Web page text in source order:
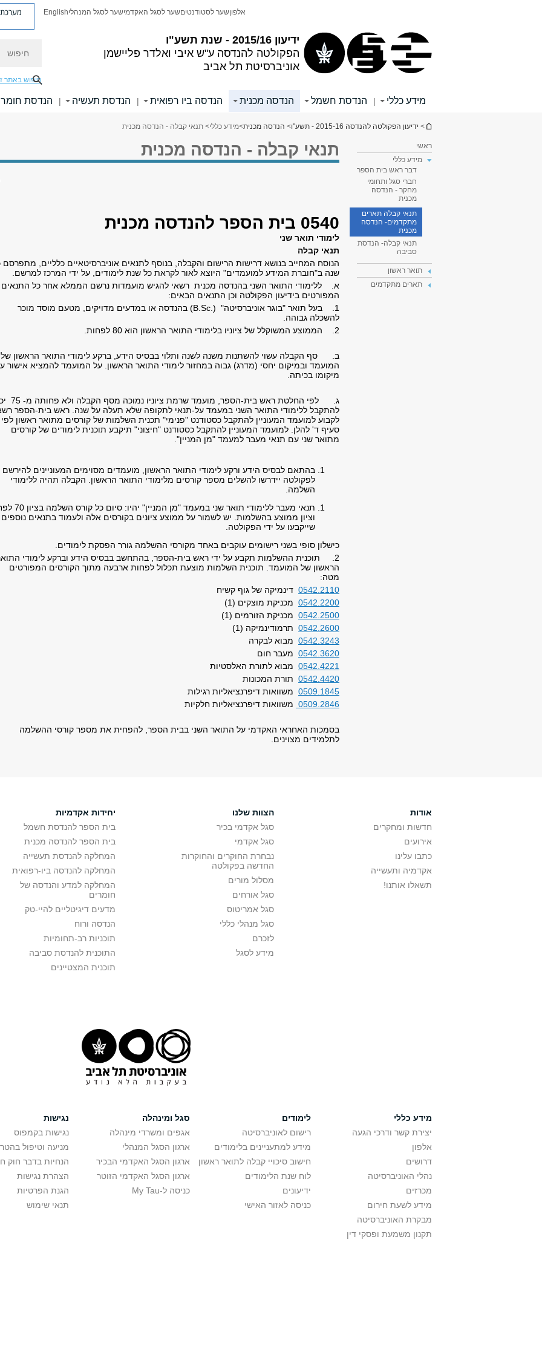
ידיעון 2015/16 - שנת תשע"ו
הפקולטה להנדסה ע"ש איבי ואלדר פליישמן
אוניברסיטת תל אביב
אלפוןשער לסטודנטיםשער לסגל האקדמישער לסגל המנהליEnglish מערכת
חיפוש באתר
מידע כללי | הנדסת חשמל הנדסה מכנית הנדסה ביו רפואית | הנדסת תעשיה | הנדסת
הינך נמצא כאן
> ידיעון הפקולטה להנדסה 2015-16 - תשע"ו > הנדסה מכנית>מידע כללי> תנאי קבלה - הנדסה מכנית
ראשי
מידע כללי
דבר ראש בית הספר
חברי סגל ותחומי
מחקר - הנדסה
מכנית
תנאי קבלה תארים
מתקדמים- הנדסה
מכנית
תנאי קבלה- הנדסת
סביבה
תואר ראשון
תארים מתקדמים
תנאי קבלה - הנדסה מכנית
0540 בית הספר להנדסה מכנית
לימודי תואר שני
תנאי קבלה
הנוסח המחייב בנושא דרישות הרישום והקבלה, בנוסף לתנאים אוניברסיטאיים כלליים, מתפרסם
שנה ב"חוברת המידע למועמדים" היוצא לאור לקראת כל שנת לימודים, על ידי המרכז למרשם.
א. ללימודי התואר השני בהנדסה מכנית רשאי להגיש מועמדות נרשם הממלא אחר כל התנאים
המפורטים בידיעון הפקולטה וכן התנאים הבאים:
1. בעל תואר "בוגר אוניברסיטה" (.
B.Sc) בהנדסה או במדעים מדויקים, מטעם מוסד מוכר
להשכלה גבוהה.
2. הממוצע המשוקלל של ציוניו בלימודי התואר הראשון הוא 80 לפחות.
ב. סף הקבלה עשוי להשתנות משנה לשנה ותלוי בבסיס הידע, ברקע לימודי התואר הראשון של
המועמד ובמיקום יחסי (מדרג) גבוה במחזור לימודי התואר הראשון. על המועמד להמציא אישור
מיקומו בכיתה.
ג. לפי החלטת ראש בית-הספר,
להתקבל ללימודי התואר השני במעמד על-תנאי לתקופה שלא תעלה על שנה. ראש בית-הספר
לקבוע למועמד המעוניין להתקבל כסטודנט "פנימי" תכנית השלמות של קורסים מתואר ראשון לפי
סעיף ד' להלן. למועמד המעוניין להתקבל כסטודנט "חיצוני" תיקבע תוכנית לימודים של קורסים
מתואר שני עם תנאי מעבר למעמד "מן המניין".
בהתאם לבסיס הידע ורקע לימודי התואר הראשון, מועמדים מסוימים המעוניינים להירשם
לפקולטה יידרשו להשלים מספר קורסים מלימודי התואר הראשון. הקבלה תהיה ללימודי
השלמה.
תנאי מעבר ללימודי תואר שני במעמד "מן
וציון ממוצע בהשלמות. יש לשמור על ממוצע ציונים בקורסים אלה ולעמוד בתנאים נוספים
שייקבעו על ידי הפקולטה.
כישלון סופי בשני רישומים עוקבים באחד מקורסי ההשלמה גורר הפסקת לימודים.
2. תוכנית ההשלמות תקבע על ידי ראש בית-הספר, בהתחשב בבסיס הידע וברקע לימודי
הראשון של המועמד. תוכנית השלמות מוצעת תכלול לפחות ארבעה מתוך הקורסים המפורטים
מטה:
0542.2110 דינמיקה של גוף קשיח
0542.2200 מכניקת מוצקים (1)
0542.2500 מכניקת הזורמים (1)
0542.2600 תרמודינמיקה (1)
0542.3243 מבוא לבקרה
0542.3620 מעבר חום
0542.4221 מבוא לתורת האלסטיות
0542.4420 תורת המכונות
0509.1845 משוואות דיפרנציאליות רגילות
0509.2846 משוואות דיפרנציאליות חלקיות
בסמכות האחראי האקדמי על התואר השני בבית הספר, להפחית את מספר קורסי ההשלמה
לתלמידים מצוינים.
אודות
חדשות ומחקרים
אירועים
כתבו עלינו
אקדמיה ותעשייה
תשאלו אותנו!
הצוות שלנו
סגל אקדמי בכיר
סגל אקדמי
נבחרת החוקרים והחוקרות
החדשה בפקולטה
מסלול מורים
סגל אורחים
סגל אמריטוס
סגל מנהלי כללי
לזכרם
מידע לסגל
יחידות אקדמיות
בית הספר להנדסת חשמל
בית הספר להנדסה מכנית
המחלקה להנדסת תעשייה
המחלקה להנדסה ביו-רפואית
המחלקה למדע והנדסה של
חומרים
מדעים דיגיטליים להיי-טק
הנדסה ורוח
תוכניות רב-תחומיות
התוכנית להנדסת סביבה
תוכנית המצטיינים
מידע כללי
יצירת קשר ודרכי הגעה
אלפון
דרושים
נהלי האוניברסיטה
מכרזים
מידע לשעת חירום
מבקרת האוניברסיטה
תקנון משמעת ופסקי דין
לימודים
רישום לאוניברסיטה
מידע למתעניינים בלימודים
חישוב סיכויי קבלה לתואר ראשון
לוח שנת הלימודים
ידיעונים
כניסה לאזור האישי
סגל ומינהלה
אגפים ומשרדי מינהלה
ארגון הסגל המנהלי
ארגון הסגל האקדמי הבכיר
ארגון הסגל האקדמי הזוטר
כניסה ל-My Tau
נגישות
נגישות בקמפוס
מניעה וטיפול
הנחיות בדבר חוק
הצהרת נגישות
הגנת הפרטיות
תנאי שימוש